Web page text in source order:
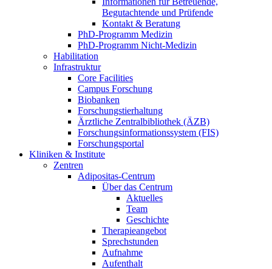
Begutachtende und Prüfende
Kontakt & Beratung
PhD-Programm Medizin
PhD-Programm Nicht-Medizin
Habilitation
Infrastruktur
Core Facilities
Campus Forschung
Biobanken
Forschungstierhaltung
Ärztliche Zentralbibliothek (ÄZB)
Forschungsinformationssystem (FIS)
Forschungsportal
Kliniken & Institute
Zentren
Adipositas-Centrum
Über das Centrum
Aktuelles
Team
Geschichte
Therapieangebot
Sprechstunden
Aufnahme
Aufenthalt